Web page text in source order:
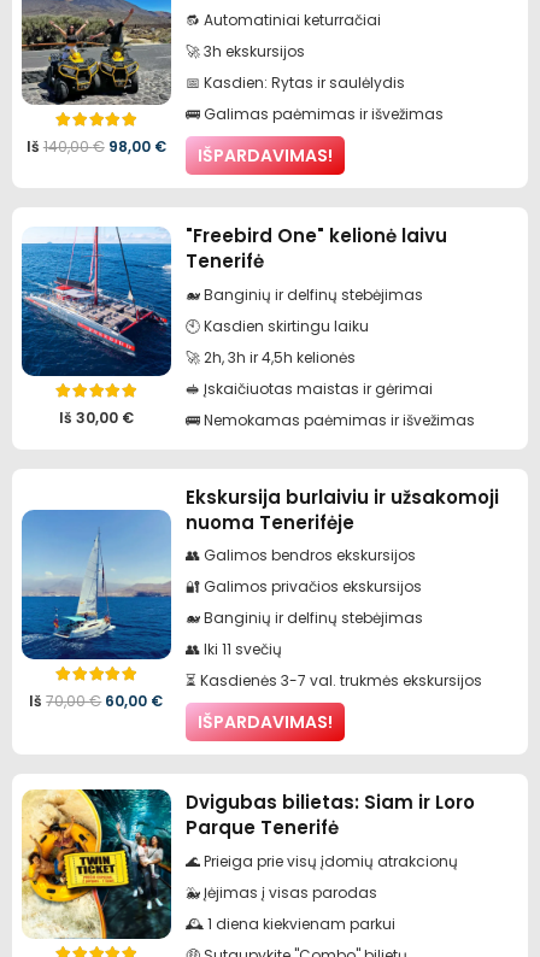
Įvertinimas: 5.00iš 5
Iš 140,00€ Pradinė
buvo:
140,00 €.
98,00 €Dabartinė
98,00 €.
🔂 Automatiniai keturračiai
🚀 3h ekskursijos
📅 Kasdien: Rytas ir saulėlydis
🚌 Galimas paėmimas ir išvežimas
IŠPARDAVIMAS!
Įvertinimas:
Iš 30,00 €
"Freebird One" kelionė laivu
Tenerifė
🐋 Banginių ir delfinų stebėjimas
🕙 Kasdien skirtingu laiku
🚀 2h, 3h ir 4,5h kelionės
🥪 Įskaičiuotas maistas ir gėrimai
🚌 Nemokamas paėmimas ir išvežimas
Įvertinimas: 5.00iš 5
Iš70,00€ Pradinė
70,00 €.
60,00 €Dabartinė
kaina
60,00 €.
Ekskursija burlaiviu ir užsakomoji
nuoma Tenerifėje
👥 Galimos bendros ekskursijos
🔐 Galimos privačios ekskursijos
🐋 Banginių ir delfinų stebėjimas
👥 Iki 11 svečių
⏳ Kasdienės 3-7 val. trukmės ekskursijos
IŠPARDAVIMAS!
Dvigubas bilietas: Siam ir Loro
Parque Tenerifė
🌊 Prieiga prie visų įdomių atrakcionų
🐳 Įėjimas į visas parodas
🕰️ 1 diena kiekvienam parkui